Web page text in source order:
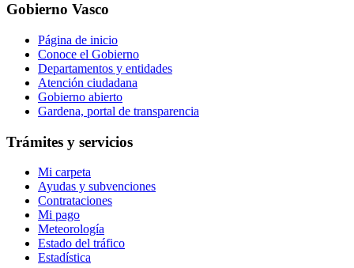
Gobierno Vasco
Página de inicio
Conoce el Gobierno
Departamentos y entidades
Atención ciudadana
Gobierno abierto
Gardena, portal de transparencia
Trámites y servicios
Mi carpeta
Ayudas y subvenciones
Contrataciones
Mi pago
Meteorología
Estado del tráfico
Estadística